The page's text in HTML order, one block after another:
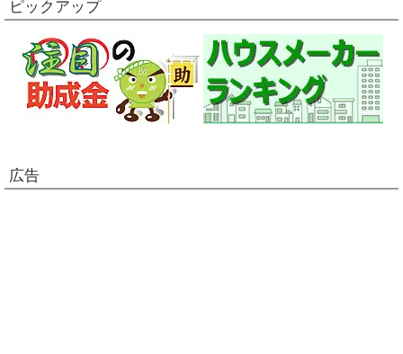
ピックアップ
広告